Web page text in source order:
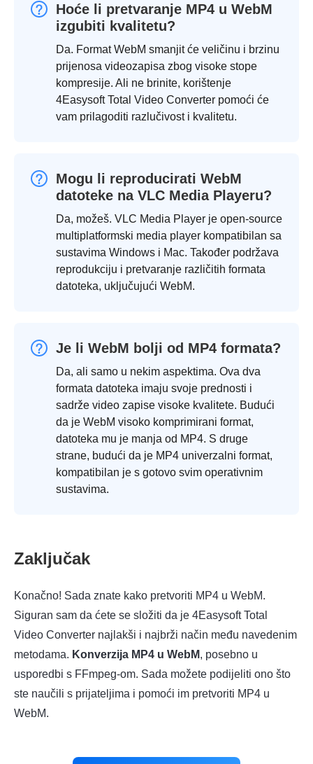
Hoće li pretvaranje MP4 u WebM
izgubiti kvalitetu?
Da. Format WebM smanjit će veličinu i brzinu
prijenosa videozapisa zbog visoke stope
kompresije. Ali ne brinite, korištenje
4Easysoft Total Video Converter pomoći će
vam prilagoditi razlučivost i kvalitetu.
Mogu li reproducirati WebM
datoteke na VLC Media Playeru?
Da, možeš. VLC Media Player je open-source
multiplatformski media player kompatibilan sa
sustavima Windows i Mac. Također podržava
reprodukciju i pretvaranje različitih formata
datoteka, uključujući WebM.
Je li WebM bolji od MP4 formata?
Da, ali samo u nekim aspektima. Ova dva
formata datoteka imaju svoje prednosti i
sadrže video zapise visoke kvalitete. Budući
da je WebM visoko komprimirani format,
datoteka mu je manja od MP4. S druge
strane, budući da je MP4 univerzalni format,
kompatibilan je s gotovo svim operativnim
sustavima.
Zaključak
Konačno! Sada znate kako pretvoriti MP4 u WebM.
Siguran sam da ćete se složiti da je 4Easysoft Total
Video Converter najlakši i najbrži način među navedenim
metodama. Konverzija MP4 u WebM, posebno u
usporedbi s FFmpeg-om. Sada možete podijeliti ono što
ste naučili s prijateljima i pomoći im pretvoriti MP4 u
WebM.